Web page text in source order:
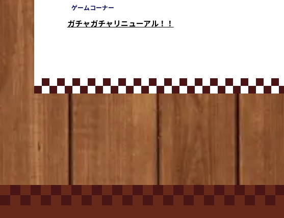
ゲームコーナー
ガチャガチャリニューアル！！